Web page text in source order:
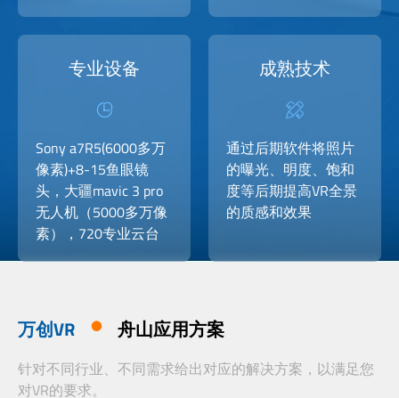
专业设备
Sony a7R5(6000多万
像素)+8-15鱼眼镜
头，大疆mavic 3 pro
无人机（5000多万像
素），720专业云台
成熟技术
通过后期软件将照片
的曝光、明度、饱和
度等后期提高VR全景
的质感和效果
万创VR 舟山应用方案
针对不同行业、不同需求给出对应的解决方案，以满足您
对VR的要求。